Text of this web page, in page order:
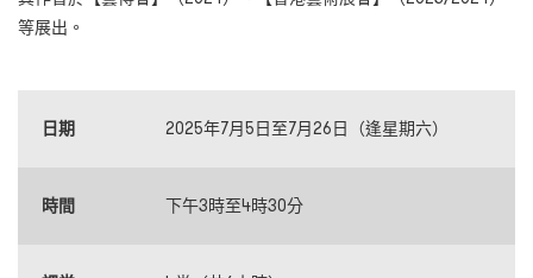
等展出。
日期 2025年7月5日至7月26日（逢星期六）
時間 下午3時至4時30分